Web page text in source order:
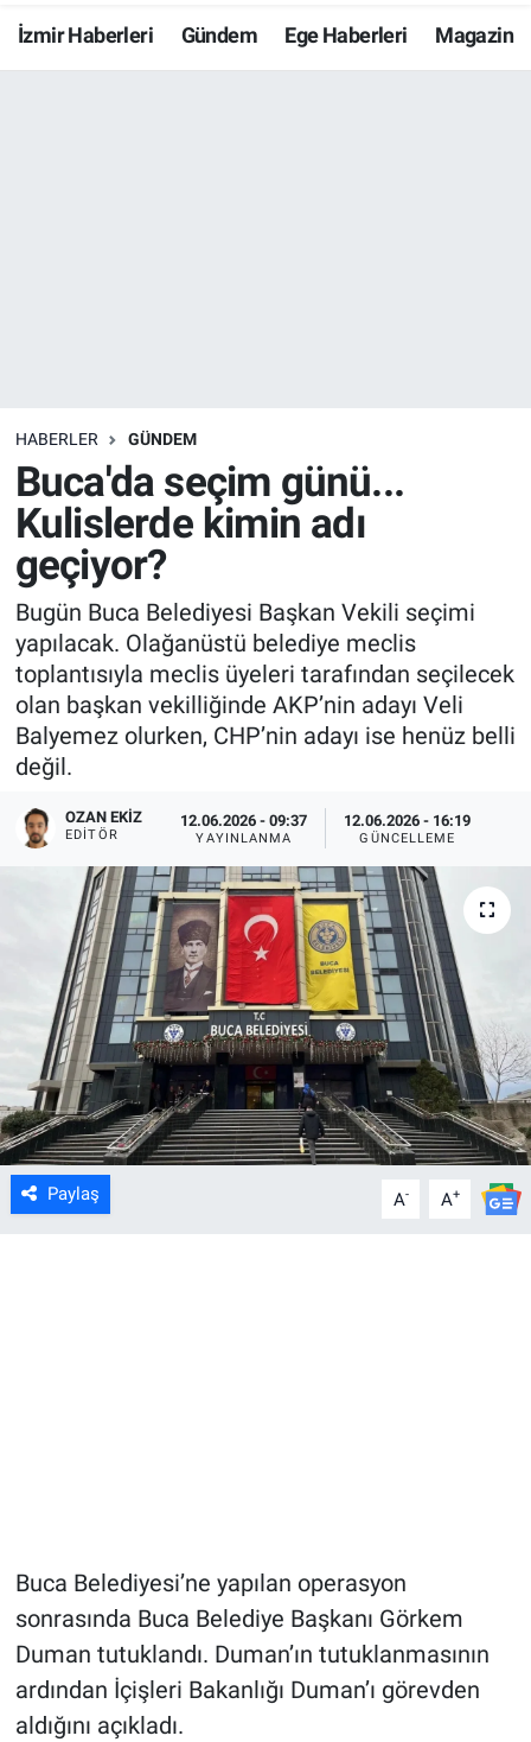
İzmir Haberleri Gündem Ege Haberleri Magazin
HABERLER GÜNDEM
Buca'da seçim günü...
Kulislerde kimin adı
geçiyor?
Bugün Buca Belediyesi Başkan Vekili seçimi
yapılacak. Olağanüstü belediye meclis
toplantısıyla meclis üyeleri tarafından seçilecek
olan başkan vekilliğinde AKP’nin adayı Veli
Balyemez olurken, CHP’nin adayı ise henüz belli
değil.
OZAN EKIZ
EDITÖR
12.06.2026 - 09:37
YAYINLANMA
12.06.2026 - 16:19
GÜNCELLEME
Paylaş A- A+
Buca Belediyesi’ne yapılan operasyon
sonrasında Buca Belediye Başkanı Görkem
Duman tutuklandı. Duman’ın tutuklanmasının
ardından İçişleri Bakanlığı Duman’ı görevden
aldığını açıkladı.
Resmi İlanlar